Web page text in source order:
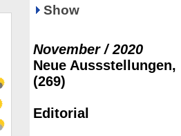
Show
November / 2020
Neue Aussstellungen,
(269)
Editorial